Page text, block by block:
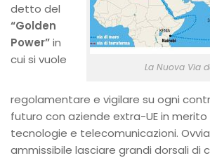
La Nuova Via
detto del
“Golden
Power”in
cui si vuole
regolamentare e vigilare su ogni
futuro con aziende extra-UE in merito
tecnologie e telecomunicazioni.
ammissibile lasciare grandi dorsali di